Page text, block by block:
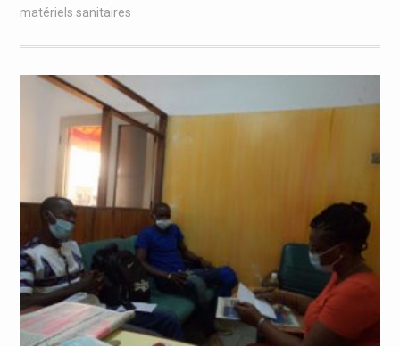
matériels sanitaires